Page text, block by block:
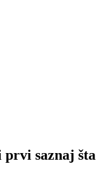
prvi saznaj šta